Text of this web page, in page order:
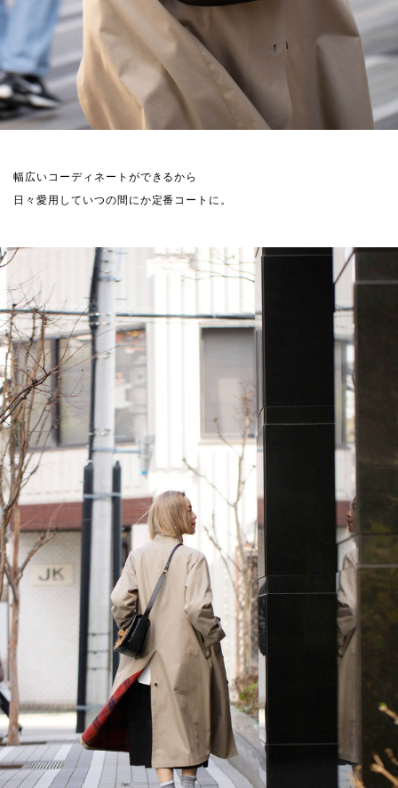
幅広いコーディネートができるから
日々愛用していつの間にか定番コートに。